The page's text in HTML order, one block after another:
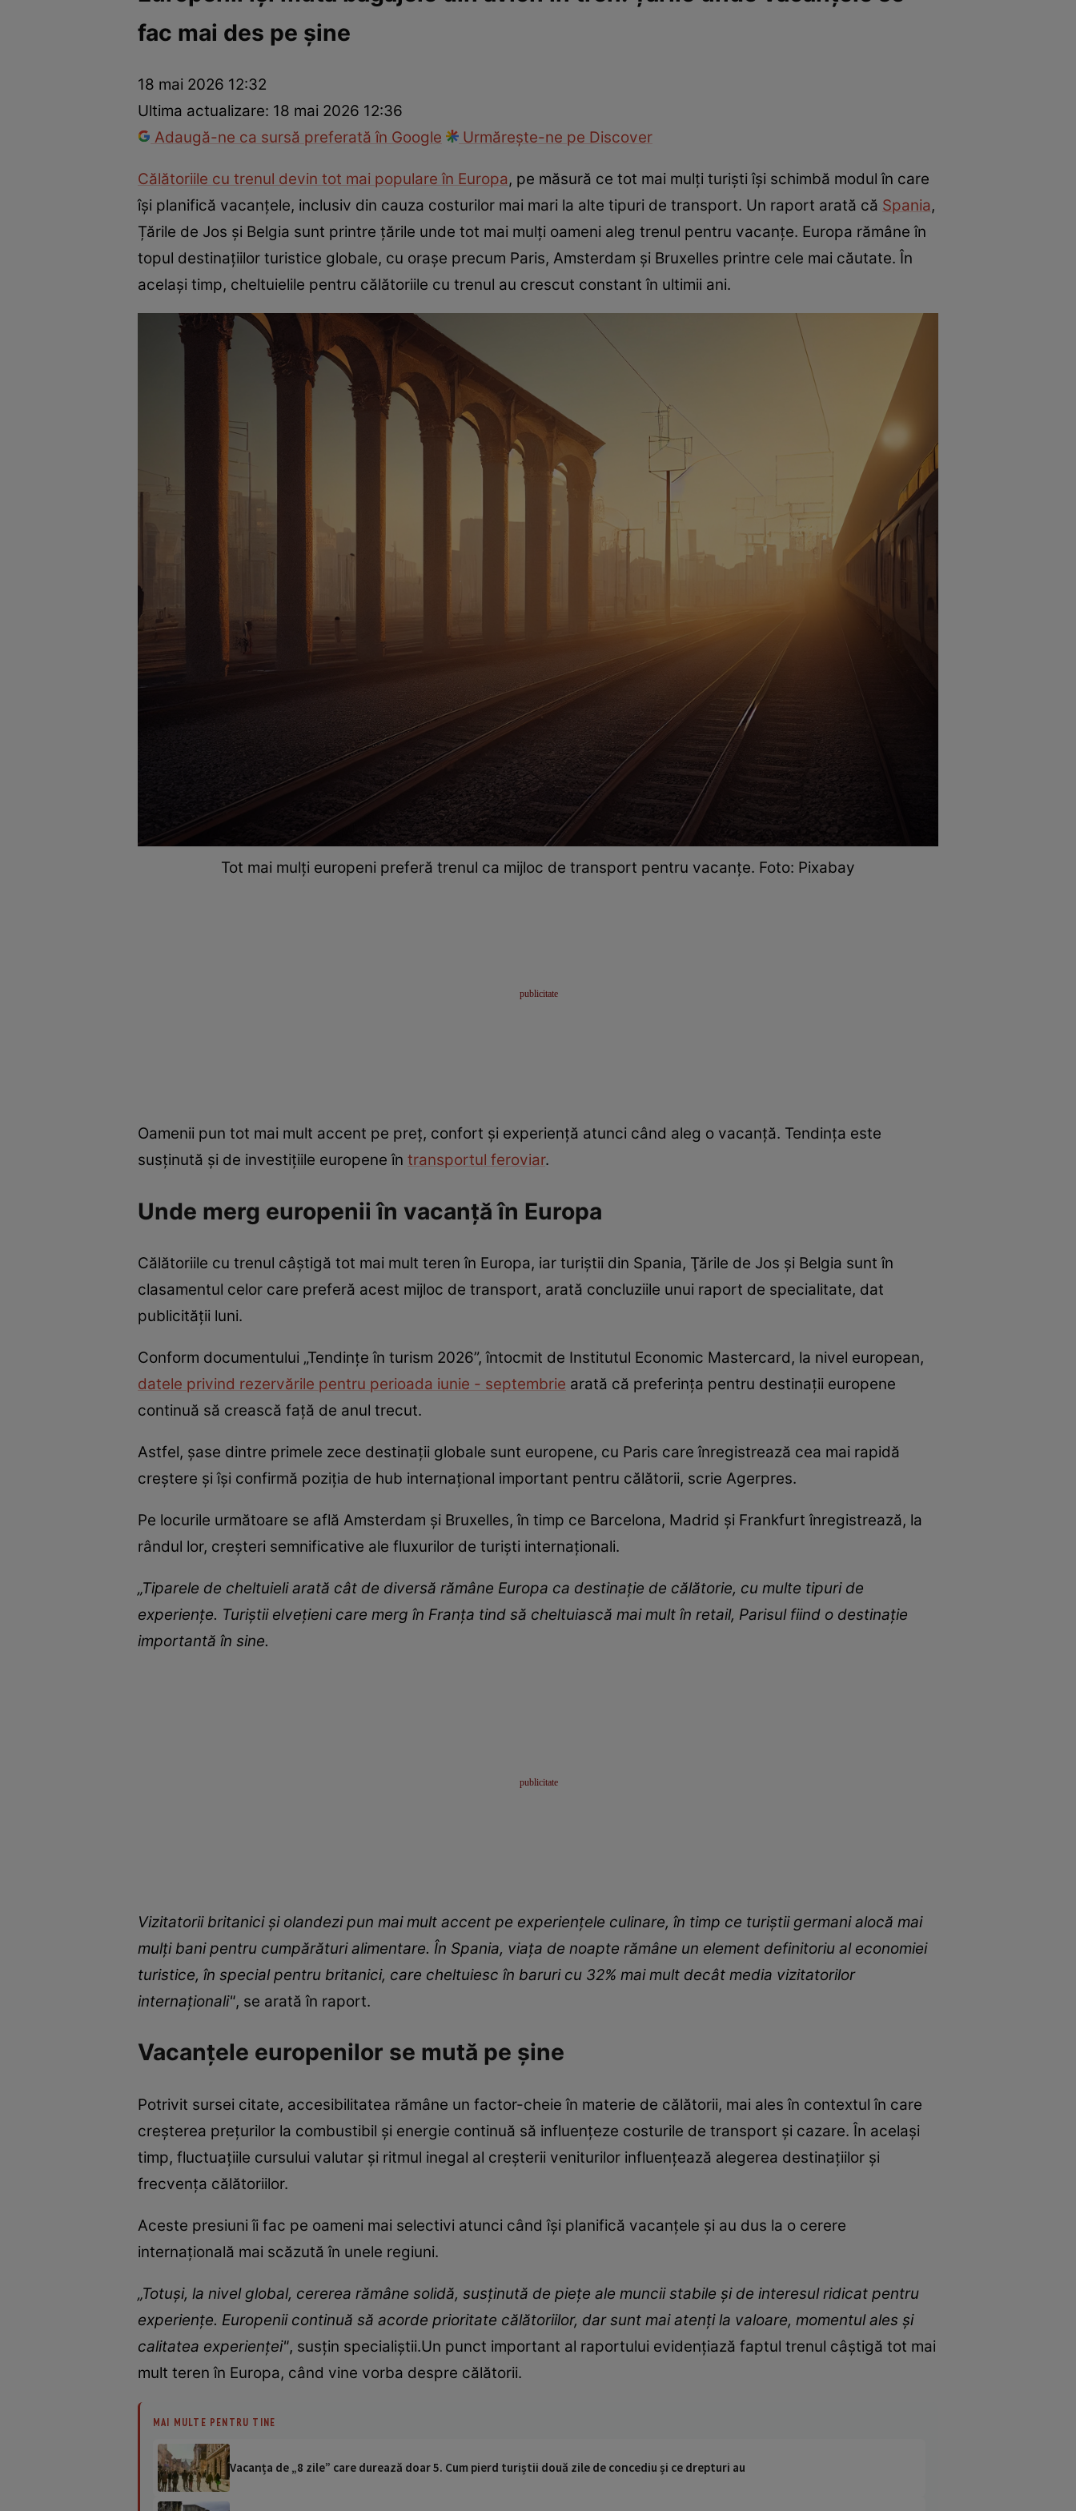
Internațional Fapt diversTehnologie
fac mai des pe șine
18 mai 2026 12:32
Ultima actualizare: 18 mai 2026 12:36
Adaugă-ne ca sursă preferată în Google
Urmărește-ne pe Discover
Călătoriile cu trenul devin tot mai populare în Europa, pe măsură ce tot mai mulți turiști își schimbă modul în care
își planifică vacanțele, inclusiv din cauza costurilor mai mari la alte tipuri de transport. Un raport arată că Spania,
Țările de Jos și Belgia sunt printre țările unde tot mai mulți oameni aleg trenul pentru vacanțe. Europa rămâne în
topul destinațiilor turistice globale, cu orașe precum Paris, Amsterdam și Bruxelles printre cele mai căutate. În
același timp, cheltuielile pentru călătoriile cu trenul au crescut constant în ultimii ani.
Tot mai mulți europeni preferă trenul ca mijloc de transport pentru vacanțe. Foto: Pixabay
Oamenii pun tot mai mult accent pe preț, confort și experiență atunci când aleg o vacanță. Tendința este
susținută și de investițiile europene în transportul feroviar.
Unde merg europenii în vacanță în Europa
Călătoriile cu trenul câştigă tot mai mult teren în Europa, iar turiştii din Spania, Ţările de Jos şi Belgia sunt în
clasamentul celor care preferă acest mijloc de transport, arată concluziile unui raport de specialitate, dat
publicităţii luni.
Conform documentului „Tendinţe în turism 2026”, întocmit de Institutul Economic Mastercard, la nivel european,
datele privind rezervările pentru perioada iunie - septembrie arată că preferinţa pentru destinaţii europene
continuă să crească faţă de anul trecut.
Astfel, şase dintre primele zece destinaţii globale sunt europene, cu Paris care înregistrează cea mai rapidă
creştere şi îşi confirmă poziţia de hub internaţional important pentru călătorii, scrie Agerpres.
Pe locurile următoare se află Amsterdam şi Bruxelles, în timp ce Barcelona, Madrid şi Frankfurt înregistrează, la
rândul lor, creşteri semnificative ale fluxurilor de turişti internaţionali.
„Tiparele de cheltuieli arată cât de diversă rămâne Europa ca destinaţie de călătorie, cu multe tipuri de
experienţe. Turiştii elveţieni care merg în Franţa tind să cheltuiască mai mult în retail, Parisul fiind o destinaţie
importantă în sine.
Vizitatorii britanici şi olandezi pun mai mult accent pe experienţele culinare, în timp ce turiştii germani alocă mai
mulţi bani pentru cumpărături alimentare. În Spania, viaţa de noapte rămâne un element definitoriu al economiei
turistice, în special pentru britanici, care cheltuiesc în baruri cu 32% mai mult decât media vizitatorilor
internaţionali", se arată în raport.
Vacanțele europenilor se mută pe șine
Potrivit sursei citate, accesibilitatea rămâne un factor-cheie în materie de călătorii, mai ales în contextul în care
creşterea preţurilor la combustibil şi energie continuă să influenţeze costurile de transport şi cazare. În acelaşi
timp, fluctuaţiile cursului valutar şi ritmul inegal al creşterii veniturilor influenţează alegerea destinaţiilor şi
frecvenţa călătoriilor.
Aceste presiuni îi fac pe oameni mai selectivi atunci când îşi planifică vacanţele şi au dus la o cerere
internaţională mai scăzută în unele regiuni.
„Totuşi, la nivel global, cererea rămâne solidă, susţinută de pieţe ale muncii stabile şi de interesul ridicat pentru
experienţe. Europenii continuă să acorde prioritate călătoriilor, dar sunt mai atenţi la valoare, momentul ales şi
calitatea experienţei", susţin specialiştii.Un punct important al raportului evidenţiază faptul trenul câştigă tot mai
mult teren în Europa, când vine vorba despre călătorii.
MAI MULTE PENTRU TINE
Vacanța de „8 zile” care durează doar 5. Cum pierd turiștii două zile de concediu și ce drepturi au